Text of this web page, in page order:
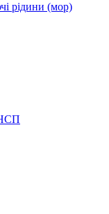
рідини (мор)